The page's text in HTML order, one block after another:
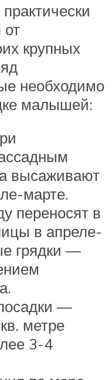
от
крупных
необходимо
малышей:
высаживают
марте.
переносят в
в апреле-
грядки —
—
метре
3-4